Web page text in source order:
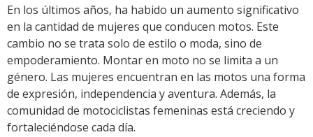
En los últimos años, ha habido un aumento significativo
en la cantidad de mujeres que conducen motos. Este
cambio no se trata solo de estilo o moda, sino de
empoderamiento. Montar en moto no se limita a un
género. Las mujeres encuentran en las motos una forma
de expresión, independencia y aventura. Además, la
comunidad de motociclistas femeninas está creciendo y
fortaleciéndose cada día.